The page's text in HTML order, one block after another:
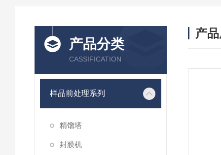
产品分类
CASSIFICATION
样品前处理系列
精馏塔
封膜机
产